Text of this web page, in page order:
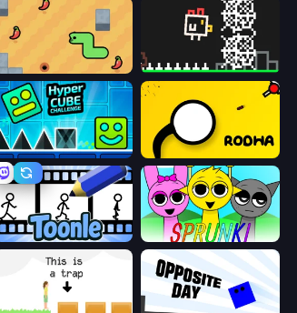
SSSPICY! Chicken and Bee
Hyper Cube Challenge Rodha
Toonle Sprunki